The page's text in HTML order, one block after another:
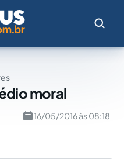
moral
16/05/2016 às 08:18